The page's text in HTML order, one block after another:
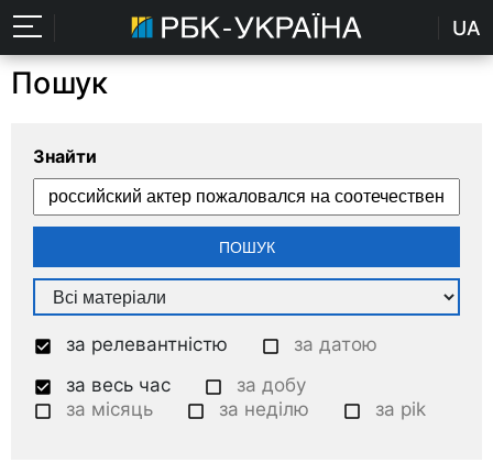
UA
Пошук
Знайти
за релевантністю
за датою
за весь час
за добу
за місяць
за неділю за pik